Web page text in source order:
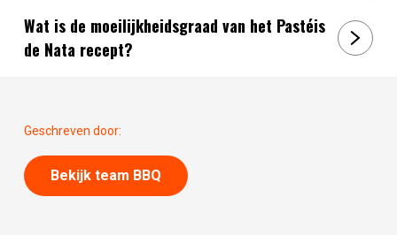
Wat is de moeilijkheidsgraad van het Pastéis
de Nata recept?
Geschreven door:
Bekijk team BBQ